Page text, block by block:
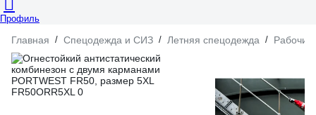
Профиль
Главная / Спецодежда и СИЗ / Летняя спецодежда /